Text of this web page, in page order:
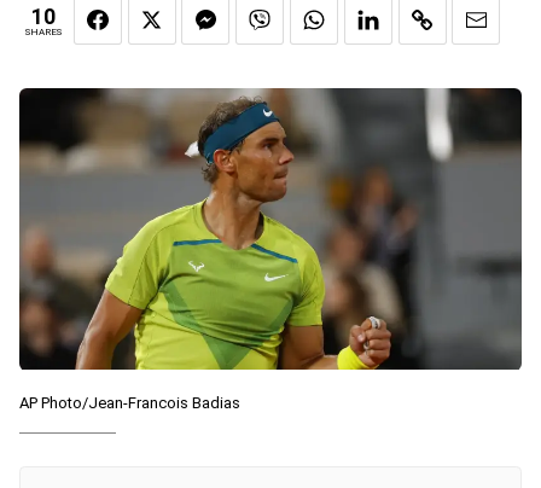
10
SHARES
AP Photo/Jean-Francois Badias